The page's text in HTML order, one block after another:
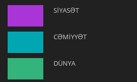
SİYASƏT
CƏMİYYƏT
DÜNYA